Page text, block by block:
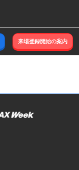
来場登録開始の案内